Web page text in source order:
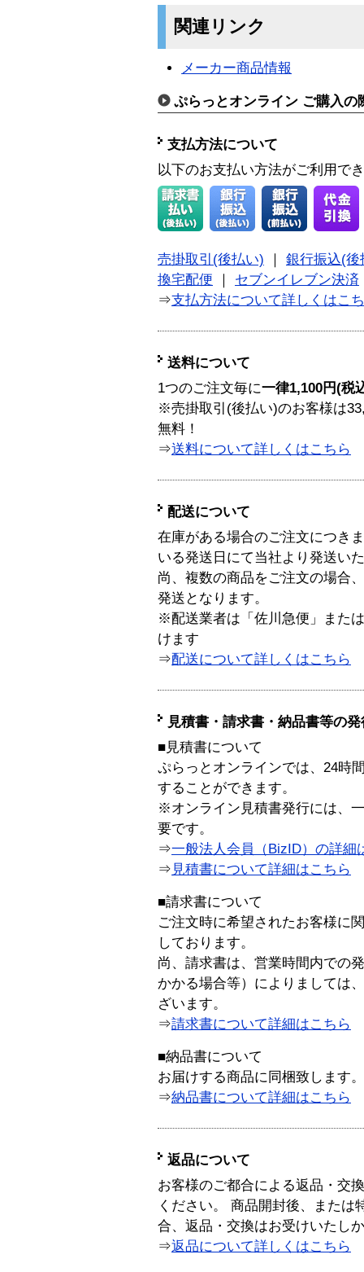
関連リンク
メーカー商品情報
ぷらっとオンライン ご購入の
支払方法について
以下のお支払い方法がご利用で
売掛取引(後払い)
銀行振込(後
換宅配便
セブンイレブン決済
⇒支払方法について詳しくはこ
送料について
1つのご注文毎に一律1,100円(税
※売掛取引(後払い)のお客様は
無料！
⇒送料について詳しくはこちら
配送について
在庫がある場合のご注文につき
いる発送日にて当社より発送い
尚、複数の商品をご注文の場合
発送となります。
※配送業者は「佐川急便」また
けます
⇒配送について詳しくはこちら
見積書・請求書・納品書等の
■見積書について
ぷらっとオンラインでは、24時
することができます。
※オンライン見積書発行には、
要です。
⇒一般法人会員（BizID）の詳細
⇒ 見積書について詳細はこちら
■請求書について
ご注文時に希望されたお客様に
しております。
尚、請求書は、営業時間内での
かかる場合等）によりましては
ざいます。
⇒請求書について詳細はこちら
■納品書について
お届けする商品に同梱致します。
⇒納品書について詳細はこちら
返品について
お客様のご都合による返品・交
ください。 商品開封後、または
合、返品・交換はお受けいたし
⇒返品について詳しくはこちら